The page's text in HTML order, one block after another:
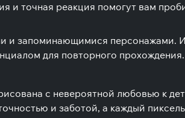
и точная реакция помогут вам
и запоминающимися персонажами.
для повторного прохождения.
с невероятной любовью к
и заботой, а каждый